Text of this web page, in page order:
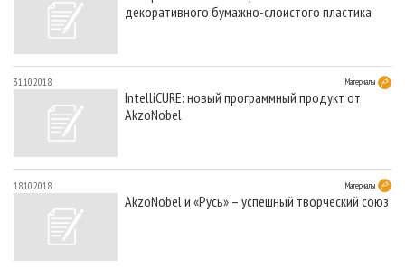
декоративного бумажно-слоистого пластика
31.10.2018 Материалы
IntelliCURE: новый программный продукт от
AkzoNobel
18.10.2018 Материалы
AkzoNobel и «Русь» – успешный творческий союз